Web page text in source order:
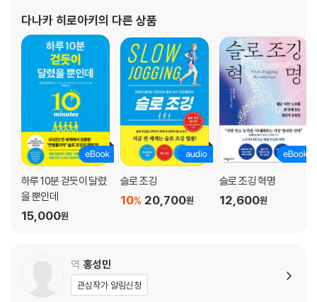
POINT 1 대사증후군 개선!
대사증후군이란 무엇이며, 왜 위험할까?
슬로 조깅은 ‘지구력’을 높여 질병의 위험성을 낮춘다
고혈압에도 치료 효과가 있다
몸에 유익한 콜레스테롤을 늘려 동맥경화를 예방한다
혈당 수치도 내려간다
현대인은 왜 당뇨병에 걸릴까?
POINT 2 체중 감량!
에너지 소비량이 걷기의 2배
무리 없이 복부 지방을 빼는 방법
슬로 조깅을 하면 먹어도 살찌지 않는다!
3개월간 약 10㎏ 감량에 성공!
계속 살을 빼고 싶다! 체중 감량 효과를 지속시키는 요령
나이가 들면 뇌세포 수가 감소한다?
슬로 조깅으로 뇌가 건강해진다!
스트레칭으로는 뇌세포 수가 증가하지 않는다
완주하는 ‘서브 쓰리(Sub-3)’를 달성하며
다나카 히로아키 의 다른 상품
하루 10분 걷듯이 달렸
을 뿐인데
15,000원
슬로 조깅
20,700원
10%
슬로 조깅 혁명
12,600원
역 홍성민
관심작가 알림신청